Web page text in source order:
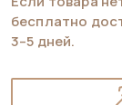
бесплатно
3–5 дней.